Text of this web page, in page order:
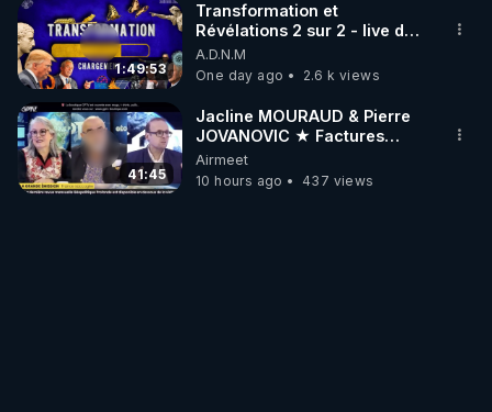
1:49:53
Transformation et
Révélations 2 sur 2 - live du
07/08/26
A.D.N.M
One day ago
2.6 k views
41:45
Jacline MOURAUD & Pierre
JOVANOVIC ★ Factures
Impayées : Où Est Passé Le
Pognon ?
Airmeet
10 hours ago
437 views